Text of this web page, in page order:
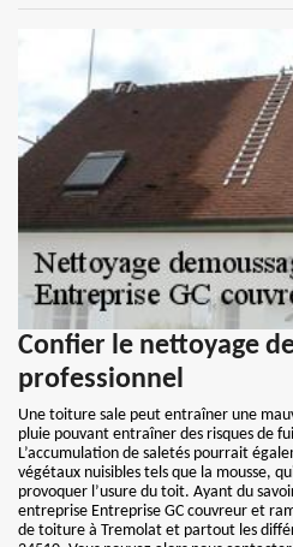
Confier le nettoyage
professionnel
Une toiture sale peut entraîner une
pluie pouvant entraîner des risques de
L’accumulation de saletés pourrait
végétaux nuisibles tels que la mousse,
provoquer l’usure du toit. Ayant du
entreprise Entreprise GC couvreur et
de toiture à Tremolat et partout les